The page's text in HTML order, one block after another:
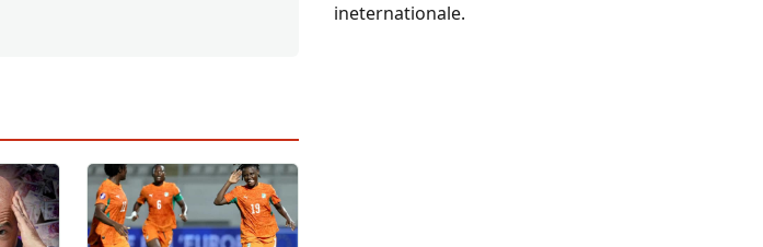
ineternationale.